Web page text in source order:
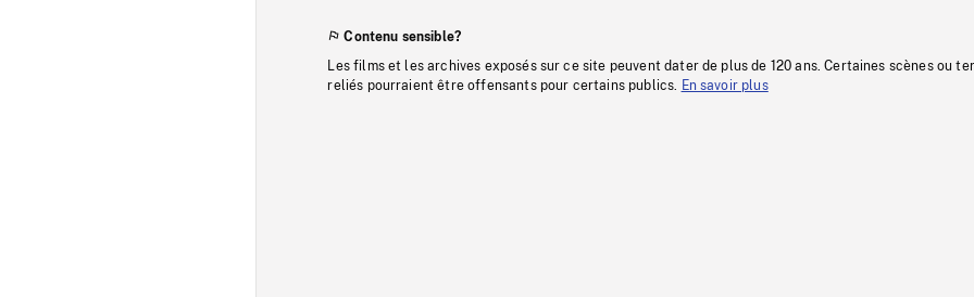
Contenu sensible?
Les films et les archives exposés sur ce site peuvent dater de plus de 120 ans. Certaines scènes ou
reliés pourraient être offensants pour certains publics.
En savoir plus